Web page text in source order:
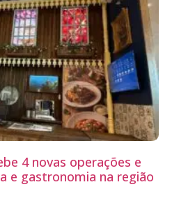
4 novas operações e
e gastronomia na região